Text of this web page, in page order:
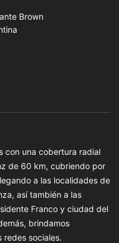
Brown
con una cobertura radial
de 60 km, cubriendo por
a las localidades de
así también a las
Franco y ciudad del
brindamos
redes sociales.